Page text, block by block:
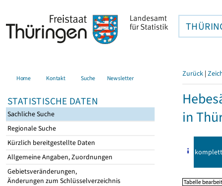
Home Kontakt Suche Newsletter
STATISTISCHE DATEN
Sachliche Suche
Regionale Suche
Kürzlich bereitgestellte Daten
Allgemeine Angaben, Zuordnungen
Gebietsveränderungen,
Änderungen zum Schlüsselverzeichnis
Zurück |
in
komplett